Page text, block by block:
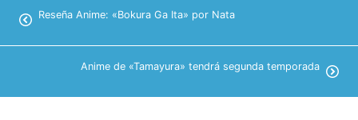
Reseña Anime: «Bokura Ga Ita» por Nata
Anime de «Tamayura» tendrá segunda temporada